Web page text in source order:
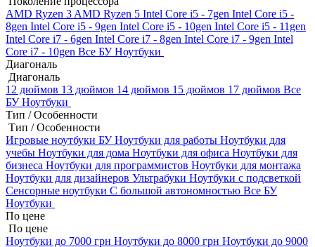
AMD Ryzen 3 AMD Ryzen 5 Intel Core i5 - 7gen Intel Core i5 -
8gen Intel Core i5 - 9gen Intel Core i5 - 10gen Intel Core i5 - 11gen
Intel Core i7 - 6gen Intel Core i7 - 8gen Intel Core i7 - 9gen Intel
Core i7 - 10gen Все БУ Ноутбуки
Диагональ
Диагональ
12 дюймов 13 дюймов 14 дюймов 15 дюймов 17 дюймов Все
БУ Ноутбуки
Тип / Особенности
Тип / Особенности
Игровые ноутбуки БУНоутбуки для работы Ноутбуки для
учебы Ноутбуки для дома Ноутбуки для офиса Ноутбуки для
бизнеса Ноутбуки для программистов Ноутбуки для монтажа
Ноутбуки для дизайнеров Ультрабуки Ноутбуки с подсветкой
Сенсорные ноутбуки С большой автономностью Все БУ
Ноутбуки
По цене
По цене
Ноутбуки до 7000 грн Ноутбуки до 8000 грн Ноутбуки до 9000